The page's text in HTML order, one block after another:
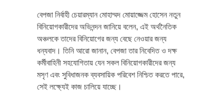
বেপজা নির্বাহী চেয়ারম্যান মোহাম্মদ মোয়াজ্জেম হোসেন নতুন
বিনিয়োগকারীদের অভিনন্দন জানিয়ে বলেন, এই অর্থনৈতিক
অঞ্চলকে তাদের বিনিয়োগের জন্য বেছে নেওয়ার জন্য
ধন্যবাদ। তিনি আরো জানান, বেপজা তার নিবেদিত ও দক্ষ
কর্মীবাহিনী সহযোগিতায় যেন সকল বিনিয়োগকারীদের জন্য
মসৃণ এবং সুবিধাজনক ব্যবসায়িক পরিবেশ নিশ্চিত করতে পারে,
সেই লক্ষ্যেই কাজ চালিয়ে যাচ্ছে।